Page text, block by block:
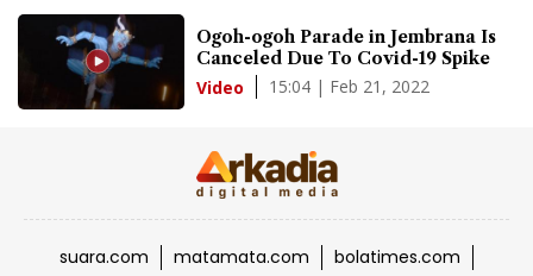
Ogoh-ogoh Parade in Jembrana Is
Canceled Due To Covid-19 Spike
Video 15:04 | Feb 21, 2022
suara.com matamata.com
bolatimes.com